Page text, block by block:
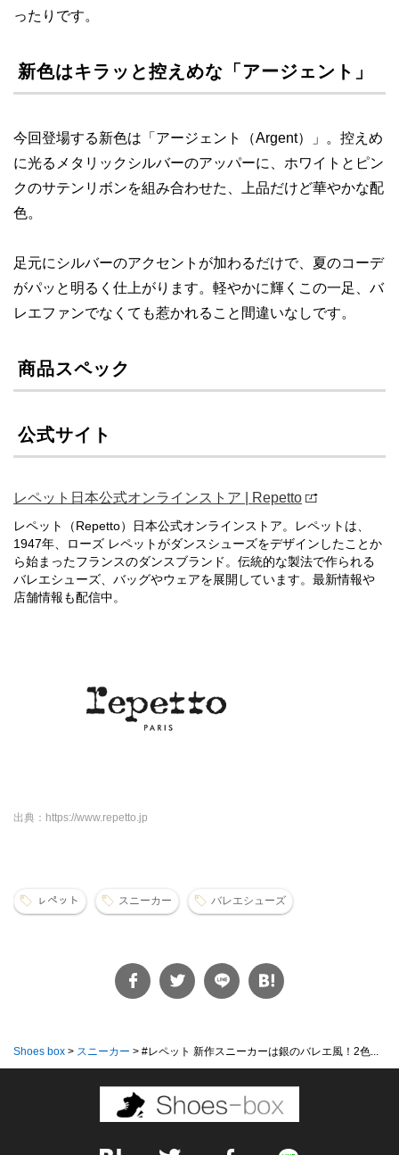
ったりです。
新色はキラッと控えめな「アージェント」
今回登場する新色は「アージェント（Argent）」。控えめ
に光るメタリックシルバーのアッパーに、ホワイトとピン
クのサテンリボンを組み合わせた、上品だけど華やかな配
色。
足元にシルバーのアクセントが加わるだけで、夏のコーデ
がパッと明るく仕上がります。軽やかに輝くこの一足、バ
レエファンでなくても惹かれること間違いなしです。
商品スペック
公式サイト
レペット日本公式オンラインストア | Repetto
レペット（Repetto）日本公式オンラインストア。レペットは、
1947年、ローズ レペットがダンスシューズをデザインしたことか
ら始まったフランスのダンスブランド。伝統的な製法で作られる
バレエシューズ、バッグやウェアを展開しています。最新情報や
店舗情報も配信中。
出典：https://www.repetto.jp
ㇾペット スニーカー バレエシューズ
Shoes box > スニーカー > #レペット 新作スニーカーは銀のバレエ風！2色...